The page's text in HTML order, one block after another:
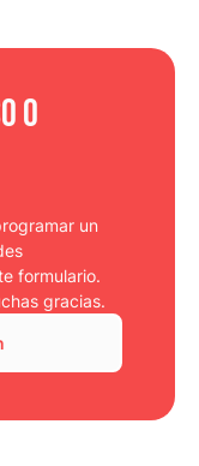
o
un
formulario.
gracias.